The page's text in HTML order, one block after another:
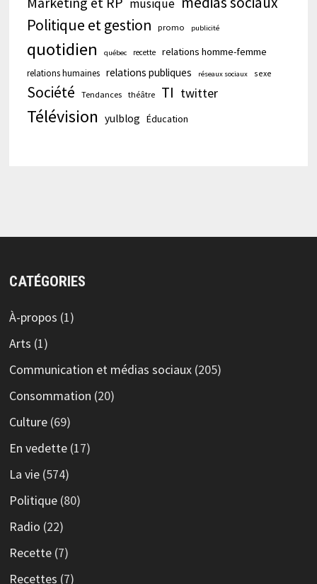
musique
Politique et gestion
promo publicité
quotidien québec recette relations homme-femme
relations humaines relations publiques réseaux sociaux sexe
Société Tendances théâtre TI twitter
Télévision yulblog Éducation
CATÉGORIES
À-propos (1)
Arts (1)
Communication et médias sociaux(205)
Consommation (20)
Culture(69)
En vedette(17)
La vie(574)
Politique(80)
Radio (22)
Recette(7)
Recettes (7)